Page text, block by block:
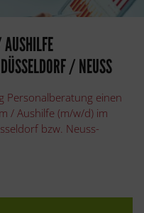
/ NEUSS
Personalberatung einen
/ Aushilfe (m/w/d) im
bzw. Neuss-